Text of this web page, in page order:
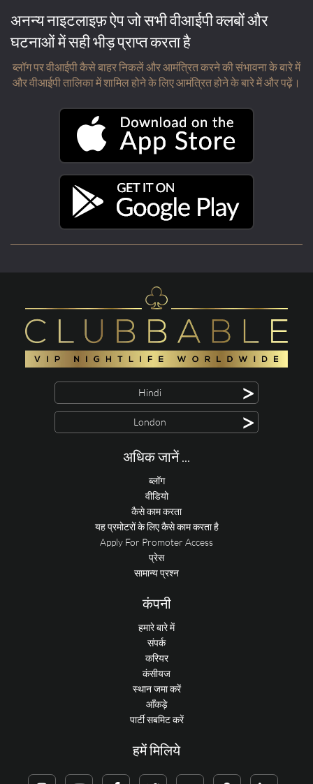
अनन्य नाइटलाइफ़ ऐप जो सभी वीआईपी क्लबों और
घटनाओं में सही भीड़ प्राप्त करता है
ब्लॉग पर वीआईपी कैसे बाहर निकलें और आमंत्रित करने की संभावना के बारे में
और वीआईपी तालिका में शामिल होने के लिए आमंत्रित होने के बारे में और पढ़ें।
Hindi >
London >
अधिक जानें ...
ब्लॉग
वीडियो
कैसे काम करता
यह प्रमोटरों के लिए कैसे काम करता है
Apply For Promoter Access
प्रेस
सामान्य प्रश्न
कंपनी
हमारे बारे में
संपर्क
करियर
कंसीयज
स्थान जमा करें
आँकड़े
पार्टी सबमिट करें
हमें मिलिये